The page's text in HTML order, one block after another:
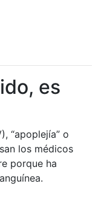
es
“apoplejía” o
los médicos
porque ha